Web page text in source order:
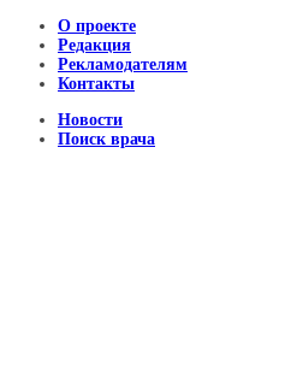
О проекте
Редакция
Рекламодателям
Контакты
Новости
Поиск врача